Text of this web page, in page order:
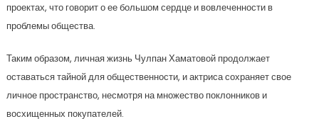
проектах, что говорит о ее большом сердце и вовлеченности в
проблемы общества.
Таким образом, личная жизнь Чулпан Хаматовой продолжает
оставаться тайной для общественности, и актриса сохраняет свое
личное пространство, несмотря на множество поклонников и
восхищенных покупателей.